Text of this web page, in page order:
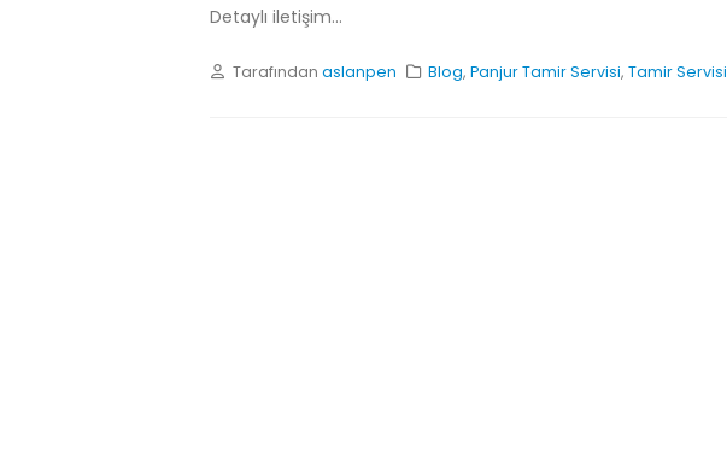
Detaylı iletişim...
Tarafından aslanpen Blog,Panjur Tamir Servisi,Tamir Servisi